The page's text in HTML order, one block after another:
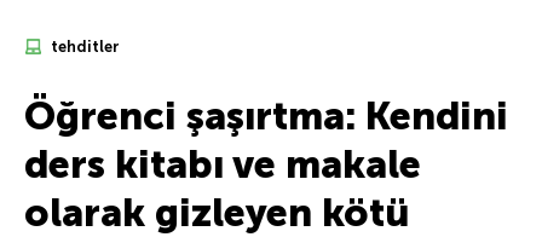
tehditler
Öğrenci şaşırtma: Kendini
ders kitabı ve makale
olarak gizleyen kötü